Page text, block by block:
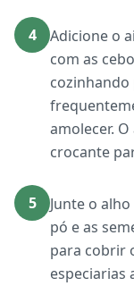
4
Adicione o
com as
cozinhando
amolecer.
crocante
5
Junte o
pó e as
para cobrir
especiarias